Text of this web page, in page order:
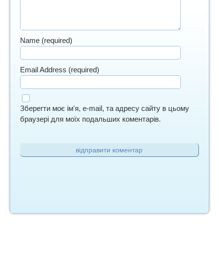
Name (required)
Email Address (required)
Зберегти моє ім'я, e-mail, та адресу сайту в цьому
браузері для моїх подальших коментарів.